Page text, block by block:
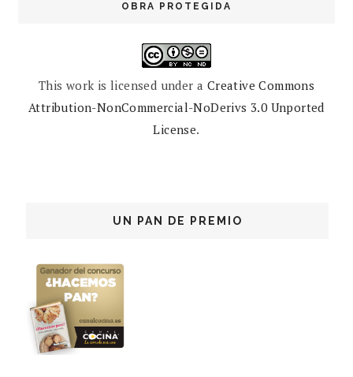
OBRA PROTEGIDA
This work is licensed under a Creative Commons
Attribution-NonCommercial-NoDerivs 3.0 Unported
License.
UN PAN DE PREMIO